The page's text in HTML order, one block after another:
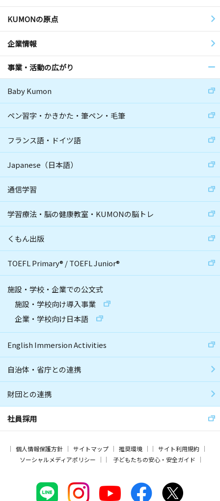
KUMONの原点
企業情報
事業・活動の広がり
Baby Kumon
ペン習字・かきかた・筆ペン・毛筆
フランス語・ドイツ語
Japanese（日本語）
通信学習
学習療法・脳の健康教室・KUMONの脳トレ
くもん出版
TOEFL Primary® /TOEFL Junior®
施設・学校・企業での公文式
施設・学校向け導入事業
企業・学校向け日本語
English Immersion Activities
自治体・省庁との連携
財団との連携
社員採用
個人情報保護方針 サイトマップ 推奨環境
サイト利用規約
ソーシャルメディアポリシー
子どもたちの安心・安全ガイド